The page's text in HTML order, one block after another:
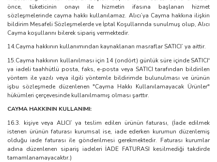
önce, tüketicinin onayı ile hizmetin ifasına başlanan hizmet
sözleşmelerinde cayma hakkı kullanılamaz. Alıcı’ya Cayma hakkına ilişkin
bildirim Mesafeli Sözleşmelerde ve İptal Koşullarında sunulmuş olup, Alıcı
Cayma koşullarını bilerek sipariş vermektedir.
14.Cayma hakkının kullanımından kaynaklanan masraflar SATICI’ ya aittir.
15.Cayma hakkının kullanılması için 14 (ondört) günlük süre içinde SATICI'
ya iadeli taahhütlü posta, faks, e-posta veya SATICI tarafından bildirilen
yöntem ile yazılı veya ilgili yöntemle bildirimde bulunulması ve ürünün
işbu sözleşmede düzenlenen "Cayma Hakkı Kullanılamayacak Ürünler"
hükümleri çerçevesinde kullanılmamış olması şarttır.
CAYMA HAKKININ KULLANIMI:
16.3. kişiye veya ALICI’ ya teslim edilen ürünün faturası, (İade edilmek
istenen ürünün faturası kurumsal ise, iade ederken kurumun düzenlemiş
olduğu iade faturası ile gönderilmesi gerekmektedir. Faturası kurumlar
adına düzenlenen sipariş iadeleri İADE FATURASI kesilmediği takdirde
tamamlanamayacaktır.)